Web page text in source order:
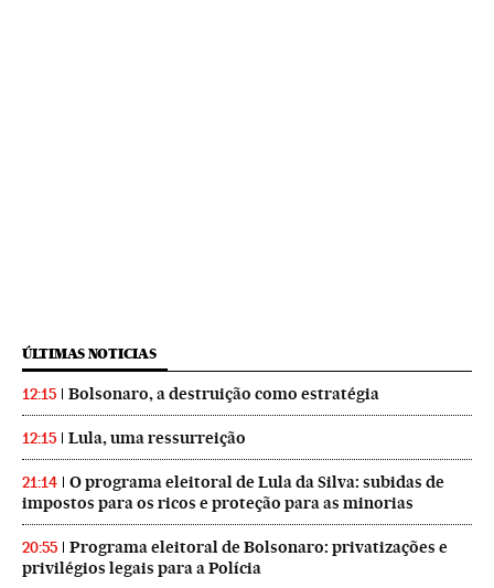
ÚLTIMAS NOTICIAS
12:15 Bolsonaro, a destruição como estratégia
12:15 Lula, uma ressurreição
21:14
O programa eleitoral de Lula da Silva: subidas de
impostos para os ricos e proteção para as minorias
20:55
Programa eleitoral de Bolsonaro: privatizações e
privilégios legais para a Polícia